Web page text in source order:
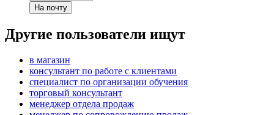
На почту
Другие пользователи ищут
в магазин
консультант по работе с клиентами
специалист по организации обучения
торговый консультант
менеджер отдела продаж